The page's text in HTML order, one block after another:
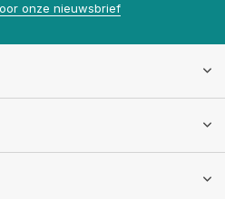
onze nieuwsbrief